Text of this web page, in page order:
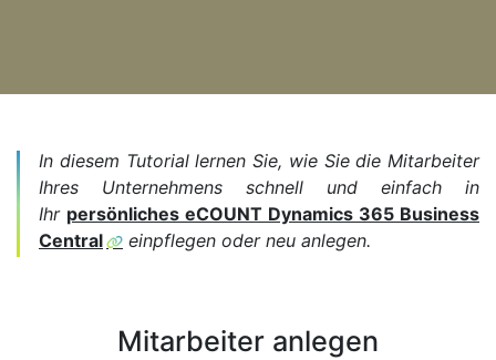
In diesem Tutorial lernen Sie, wie Sie die Mitarbeiter
Ihres Unternehmens schnell und einfach in
Ihr persönliches eCOUNT Dynamics 365 Business
Central
einpflegen oder neu anlegen.
Mitarbeiter anlegen